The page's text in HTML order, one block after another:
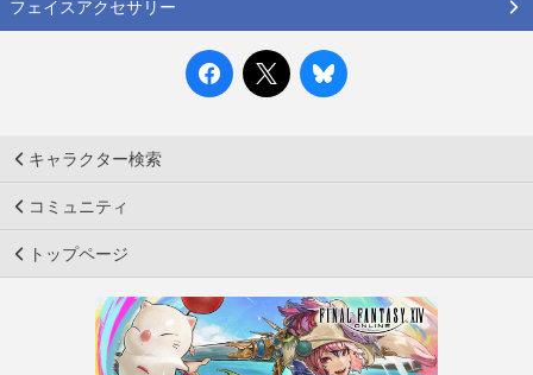
フェイスアクセサリー
キャラクター検索
コミュニティ
トップページ